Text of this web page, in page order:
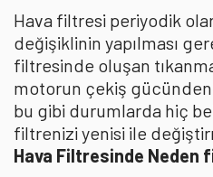
Hava filtresi periyodik
değişiklinin yapılması
filtresinde oluşan
motorun çekiş gücünden
bu gibi durumlarda hiç
filtrenizi yenisi ile
Hava Filtresinde